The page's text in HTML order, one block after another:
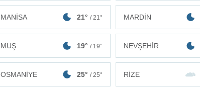
MANİSA 21° / 21° MARDİN
MUŞ 19° / 19° NEVŞEHİR
OSMANİYE 25° / 25° RİZE